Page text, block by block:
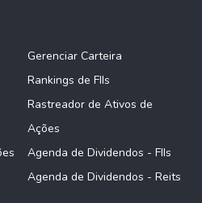
Gerenciar Carteira
Rankings de FIIs
Rastreador de Ativos de
Ações
Agenda de Dividendos - FIIs
Agenda de Dividendos - Reits